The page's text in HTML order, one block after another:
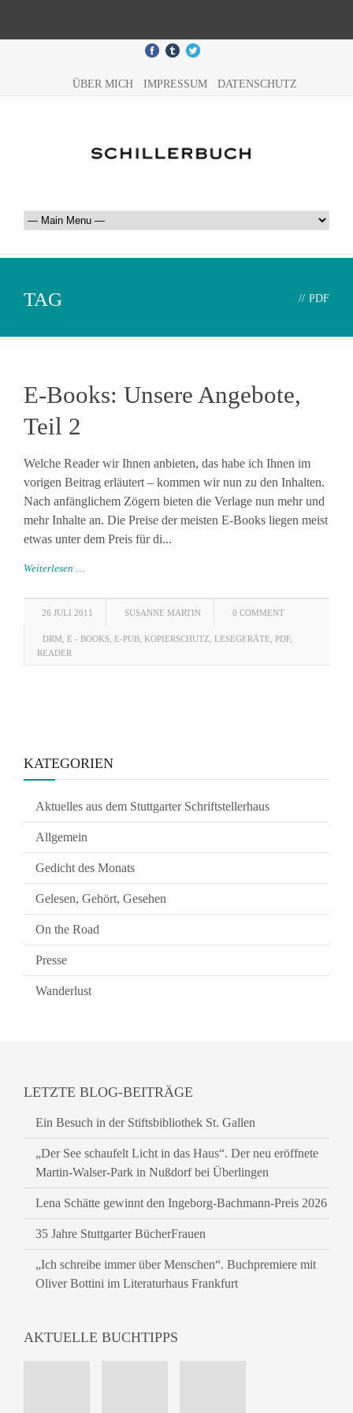
ÜBER MICH IMPRESSUM DATENSCHUTZ
TAG // PDF
E-Books: Unsere Angebote,
Teil 2
Welche Reader wir Ihnen anbieten, das habe ich Ihnen im
vorigen Beitrag erläutert – kommen wir nun zu den Inhalten.
Nach anfänglichem Zögern bieten die Verlage nun mehr und
mehr Inhalte an. Die Preise der meisten E-Books liegen meist
etwas unter dem Preis für di...
Weiterlesen …
26 JULI 2011 SUSANNE MARTIN 0 COMMENT
DRM E - BOOKS E-PUB KOPIERSCHUTZ LESEGERÄTE PDF,
READER
KATEGORIEN
Aktuelles aus dem Stuttgarter Schriftstellerhaus
Allgemein
Gedicht des Monats
Gelesen, Gehört, Gesehen
On the Road
Presse
Wanderlust
LETZTE BLOG-BEITRÄGE
Ein Besuch in der Stiftsbibliothek St. Gallen
„Der See schaufelt Licht in das Haus“. Der neu eröffnete
Martin-Walser-Park in Nußdorf bei Überlingen
Lena Schätte gewinnt den Ingeborg-Bachmann-Preis 2026
35 Jahre Stuttgarter BücherFrauen
„Ich schreibe immer über Menschen“. Buchpremiere mit
Oliver Bottini im Literaturhaus Frankfurt
AKTUELLE BUCHTIPPS